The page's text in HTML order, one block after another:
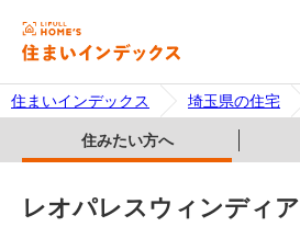
住まいインデックス 埼玉県の住宅
住みたい方へ
レオパレスウィンディア